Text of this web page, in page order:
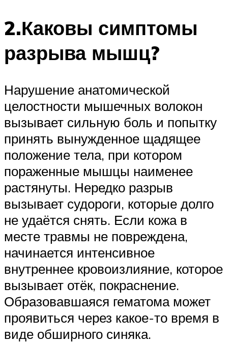
2.Каковы симптомы
разрыва мышц?
Нарушение анатомической
целостности мышечных волокон
вызывает сильную боль и попытку
принять вынужденное щадящее
положение тела, при котором
пораженные мышцы наименее
растянуты. Нередко разрыв
вызывает судороги, которые долго
не удаётся снять. Если кожа в
месте травмы не повреждена,
начинается интенсивное
внутреннее кровоизлияние, которое
вызывает отёк, покраснение.
Образовавшаяся гематома может
проявиться через какое-то время в
виде обширного синяка.